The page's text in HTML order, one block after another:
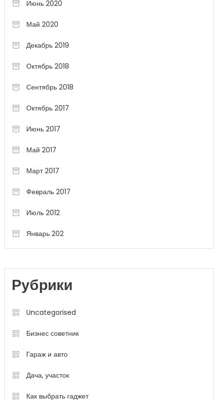
Июнь 2020
Май 2020
Декабрь 2019
Октябрь 2018
Сентябрь 2018
Октябрь 2017
Июнь 2017
Май 2017
Март 2017
Февраль 2017
Июль 2012
Январь 202
Рубрики
Uncategorised
Бизнес советник
Гараж и авто
Дача, участок
Как выбрать гаджет